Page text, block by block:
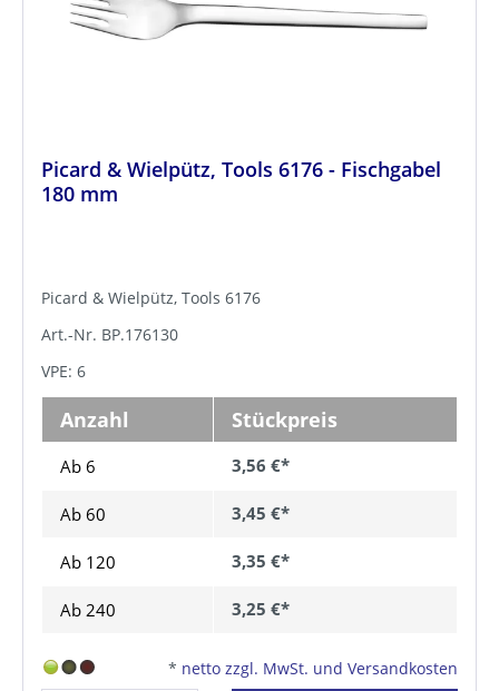
Picard & Wielpütz, Tools 6176 - Fischgabel
180 mm
Picard & Wielpütz, Tools 6176
Art.-Nr. BP.176130
VPE: 6
Anzahl Stückpreis
Ab 6 3,56 €*
Ab 60 3,45 €*
Ab 120 3,35 €*
Ab 240 3,25 €*
* netto zzgl. MwSt. und Versandkosten